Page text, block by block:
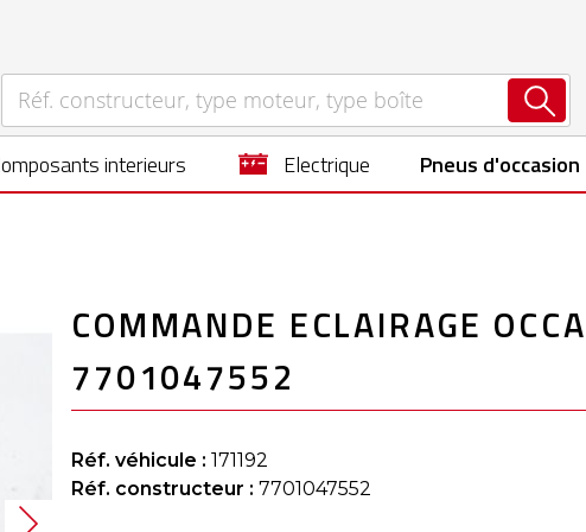
composants interieurs electrique Pneus d'occasion
COMMANDE ECLAIRAGE
7701047552
Réf. véhicule : 171192
Réf. constructeur : 7701047552